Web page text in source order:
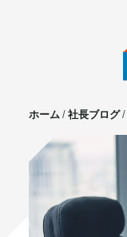
不動産投資
ホーム 社長ブログ